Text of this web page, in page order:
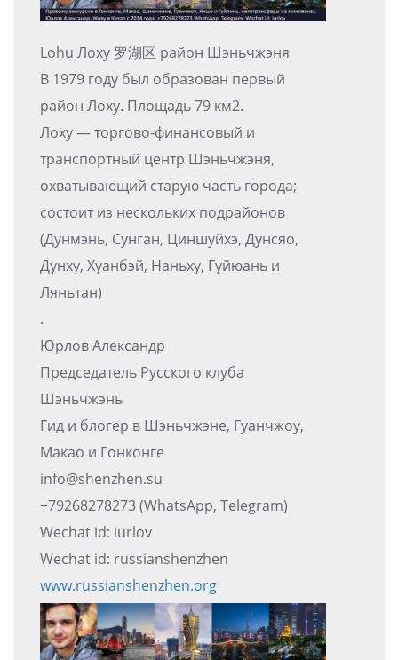
Lohu Лоху 罗湖区 район Шэньчжэня
В 1979 году был образован первый
район Лоху. Площадь 79 км2.
Лоху — торгово-финансовый и
транспортный центр Шэньчжэня,
охватывающий старую часть города;
состоит из нескольких подрайонов
(Дунмэнь, Сунган, Циншуйхэ, Дунсяо,
Дунху, Хуанбэй, Наньху, Гуйюань и
Ляньтан)
.
Юрлов Александр
Председатель Русского клуба
Шэньчжэнь
Гид и блогер в Шэньчжэне, Гуанчжоу,
Макао и Гонконге
info@shenzhen.su
+79268278273 (WhatsApp, Telegram)
Wechat id: iurlov
Wechat id: russianshenzhen
www.russianshenzhen.org